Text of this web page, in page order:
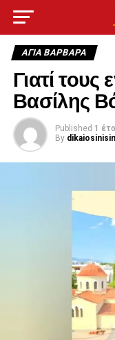
ΑΓΙΑ ΒΑΡΒΑΡΑ
Γιατί τους
Βασίλης
Published 1
By